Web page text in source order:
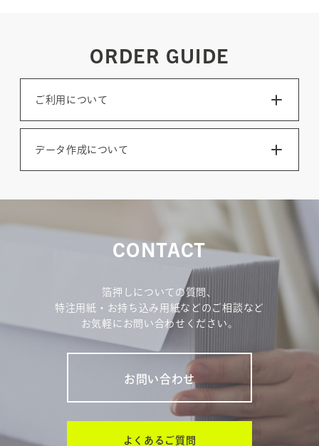
ORDER GUIDE
ご利用について
データ作成について
CONTACT
箔押しについての質問、
特注用紙・お持ち込み用紙などのご相談など
お気軽にお問い合わせください。
お問い合わせ
よくあるご質問